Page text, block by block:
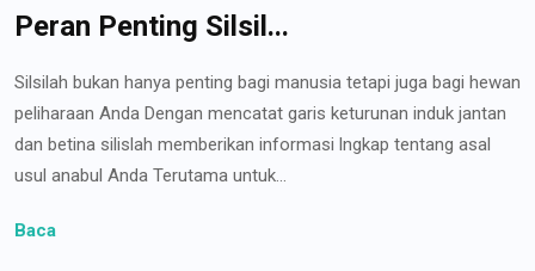
Peran Penting Silsil...
Silsilah bukan hanya penting bagi manusia tetapi juga bagi hewan
peliharaan Anda Dengan mencatat garis keturunan induk jantan
dan betina silislah memberikan informasi lngkap tentang asal
usul anabul Anda Terutama untuk...
Baca